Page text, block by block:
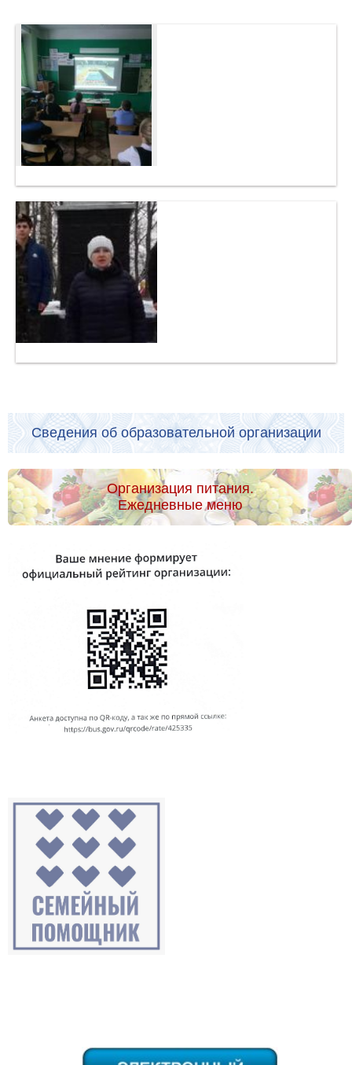
Сведения об образовательной организации
Организация питания.
Ежедневные меню